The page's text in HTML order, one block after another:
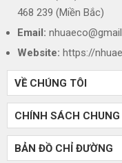
468 239 (Miền Bắc)
Email:
Website: https://
VỀ CHÚNG TÔI
CHÍNH SÁCH CHUNG
BẢN ĐỒ CHỈ ĐƯỜNG